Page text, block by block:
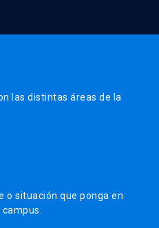
las distintas áreas de la
o situación que ponga en